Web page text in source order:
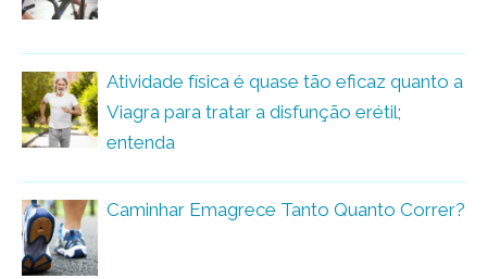
Atividade física é quase tão eficaz quanto a
Viagra para tratar a disfunção erétil;
entenda
Caminhar Emagrece Tanto Quanto Correr?